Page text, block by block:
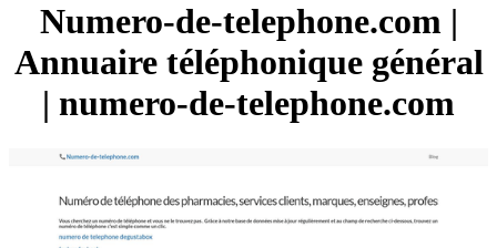
Numero-de-telephone.com |
Annuaire téléphonique général
| numero-de-telephone.com